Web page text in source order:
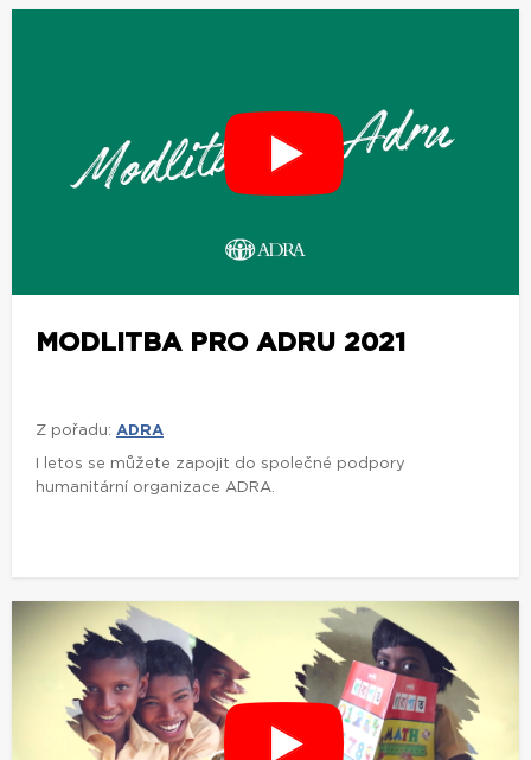
MODLITBA PRO ADRU 2021
Z pořadu: ADRA
I letos se můžete zapojit do společné podpory
humanitární organizace ADRA.